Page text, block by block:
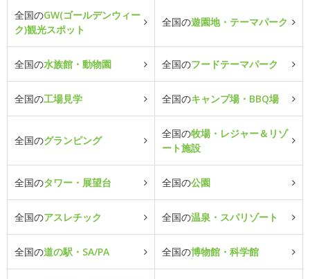
全国のGW(ゴールデンウィー
ク)観光スポット
全国の遊園地・テーマパーク
全国の水族館・動物園 全国のフードテーマパーク
全国の工場見学 全国のキャンプ場・BBQ場
全国のグランピング
全国の牧場・レジャー＆リゾ
ート施設
全国のタワー・展望台 全国の公園
全国のアスレチック 全国の温泉・スパリゾート
全国の道の駅・SA/PA 全国の博物館・科学館